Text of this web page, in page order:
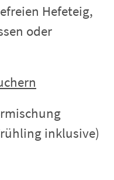
Hefeteig,
oder
inklusive)